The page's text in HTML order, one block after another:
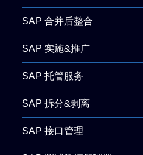
SAP 合并后整合
SAP 实施&推广
SAP 托管服务
SAP 拆分&剥离
SAP 接口管理